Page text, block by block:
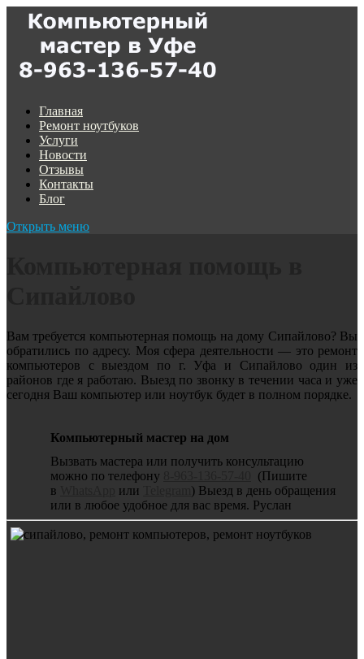
Главная
Ремонт ноутбуков
Услуги
Новости
Отзывы
Контакты
Блог
Открыть меню
Вам требуется компьютерная помощь на дому Сипайлово? Вы
обратились по адресу. Моя сфера деятельности — это ремонт
компьютеров с выездом по г. Уфа и Сипайлово один из
районов где я работаю. Выезд по звонку в течении часа и уже
сегодня Ваш компьютер или ноутбук будет в полном порядке.
Компьютерный мастер на дом
Вызвать мастера или получить консультацию
можно по телефону
(Пишите
в
или
) Выезд в день обращения
или в любое удобное для вас время. Руслан